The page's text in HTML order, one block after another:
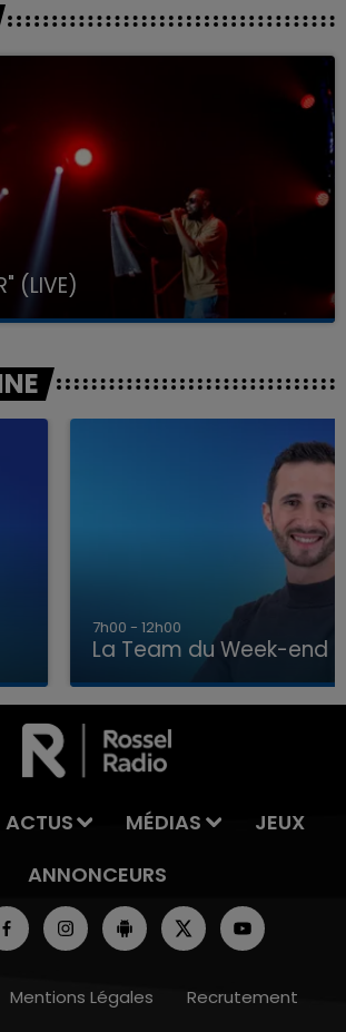
DU WEEK-END
(LIVE)
Week-end
ACTUS MÉDIAS
JEUX
ANNONCEURS
Mentions Légales Recrutement